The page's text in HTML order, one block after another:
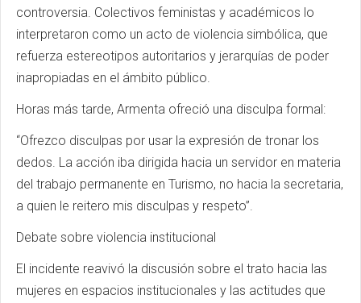
controversia. Colectivos feministas y académicos lo
interpretaron como un acto de violencia simbólica, que
refuerza estereotipos autoritarios y jerarquías de poder
inapropiadas en el ámbito público.
Horas más tarde, Armenta ofreció una disculpa formal:
“Ofrezco disculpas por usar la expresión de tronar los
dedos. La acción iba dirigida hacia un servidor en materia
del trabajo permanente en Turismo, no hacia la secretaria,
a quien le reitero mis disculpas y respeto”.
Debate sobre violencia institucional
El incidente reavivó la discusión sobre el trato hacia las
mujeres en espacios institucionales y las actitudes que